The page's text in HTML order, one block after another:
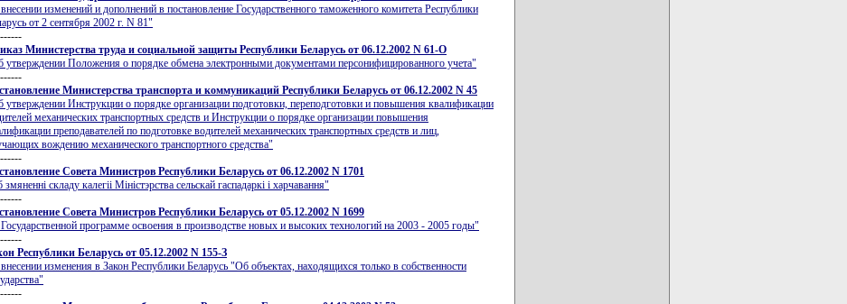
изменений и дополнений в постановление Государственного таможенного комитета Республики
от 2 сентября 2002 г. N 81"
Министерства труда и социальной защиты Республики Беларусь от 06.12.2002 N 61-О
утверждении Положения о порядке обмена электронными документами персонифицированного учета"
Министерства транспорта и коммуникаций Республики Беларусь от 06.12.2002 N 45
утверждении Инструкции о порядке организации подготовки, переподготовки и повышения квалификации
механических транспортных средств и Инструкции о порядке организации повышения
преподавателей по подготовке водителей механических транспортных средств и лиц,
вождению механического транспортного средства"
Совета Министров Республики Беларусь от 06.12.2002 N 1701
змяненнi складу калегii Мiнiстэрства сельскай гаспадаркi i харчавання"
Совета Министров Республики Беларусь от 05.12.2002 N 1699
программе освоения в производстве новых и высоких технологий на 2003 - 2005 годы"
Республики Беларусь от 05.12.2002 N 155-З
изменения в Закон Республики Беларусь "Об объектах, находящихся только в собственности